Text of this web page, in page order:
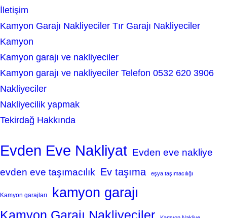
İletişim
Kamyon Garajı Nakliyeciler Tır Garajı Nakliyeciler
Kamyon
Kamyon garajı ve nakliyeciler
Kamyon garajı ve nakliyeciler Telefon 0532 620 3906
Nakliyeciler
Nakliyecilik yapmak
Tekirdağ Hakkında
Evden Eve Nakliyat Evden eve nakliye
evden eve taşımacılık Ev taşıma eşya taşımacılığı
Kamyon garajları kamyon garajı
Kamyon Garajı Nakliyeciler